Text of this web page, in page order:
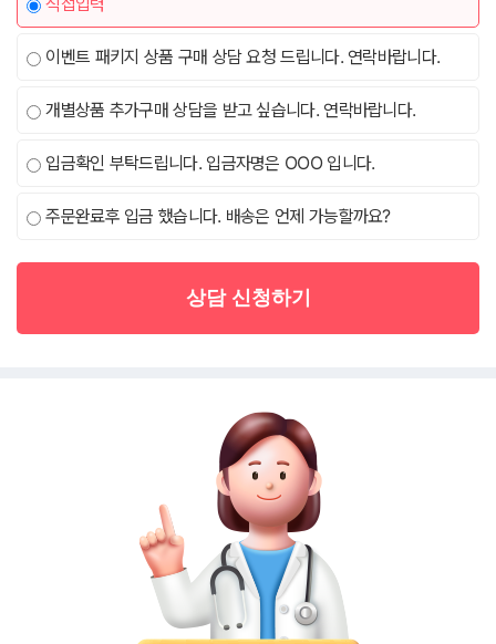
이벤트 패키지 상품 구매 상담 요청 드립니다. 연락바랍니다.
개별상품 추가구매 상담을 받고 싶습니다. 연락바랍니다.
입금확인 부탁드립니다. 입금자명은 OOO 입니다.
주문완료후 입금 했습니다. 배송은 언제 가능할까요?